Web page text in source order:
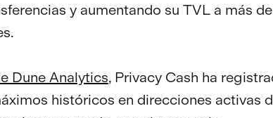
y aumentando su TVL a más de
Dune Analytics, Privacy Cash ha
históricos en direcciones activas